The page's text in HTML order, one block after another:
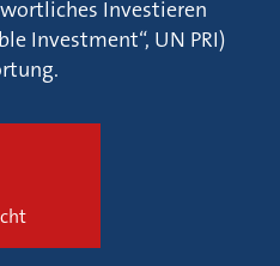
Investieren
Investment“, UN PRI)